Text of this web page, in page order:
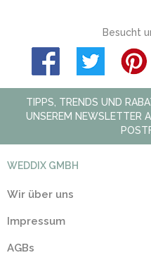
Besucht
TIPPS, TRENDS UND
UNSEREM NEWSLETTER
WEDDIX GMBH
Wir über uns
Impressum
AGBs